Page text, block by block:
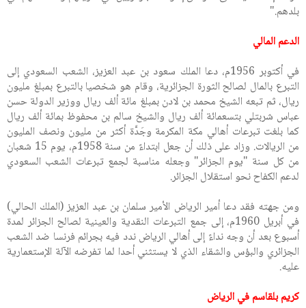
بلدهم."
الدعم المالي
في أكتوبر 1956م، دعا الملك سعود بن عبد العزيز، الشعب السعودي إلى
التبرع بالمال لصالح الثورة الجزائرية، وقام هو شخصيا بالتبرع بمبلغ مليون
ريال، ثم تبعه الشيخ محمد بن لادن بمبلغ مائة ألف ريال ووزير الدولة حسن
عباس شربتلي بتسعمائة ألف ريال والشيخ سالم بن محفوظ بمائة ألف ريال
كما بلغت تبرعات أهالي مكة المكرمة وجَدَّة أكثر من مليون ونصف المليون
من الريالات. وزاد على ذلك أن جعل ابتداءً من سنة 1958م، يوم 15 شعبان
من كل سنة "يوم الجزائر" وجعله مناسبة لجمع تبرعات الشعب السعودي
لدعم الكفاح نحو استقلال الجزائر.
ومن جهته فقد دعا أمير الرياض الأمير سلمان بن عبد العزيز (الملك الحالي)
في أبريل 1960م، إلى جمع التبرعات النقدية والعينية لصالح الجزائر لمدة
أسبوع بعد أن وجه نداءً إلى أهالي الرياض ندد فيه بجرائم فرنسا ضد الشعب
الجزائري والبؤس والشقاء الذي لا يستثني أحدا لما تفرضه الآلة الإستعمارية
عليه.
كريم بلقاسم في الرياض